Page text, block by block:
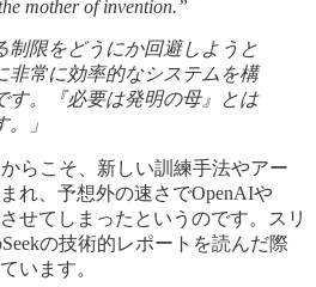
mother of invention.”
制限をどうにか回避しようと
非常に効率的なシステムを構
す。『必要は発明の母』とは
」
らこそ、新しい訓練手法やアー
れ、予想外の速さでOpenAIや
せてしまったというのです。スリ
の技術的レポートを読んだ際
います。